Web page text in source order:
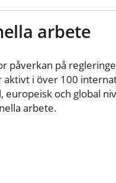
arbete
påverkan på
i över 100
och global
arbete.